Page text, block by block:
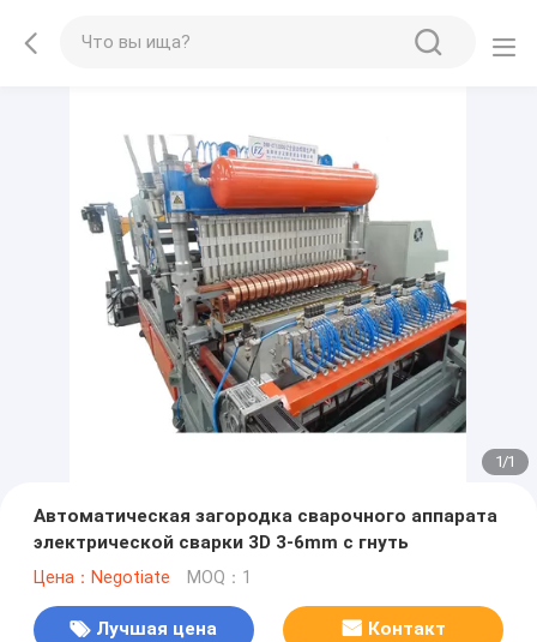
1/1
Автоматическая загородка сварочного аппарата
электрической сварки 3D 3-6mm с гнуть
Цена：Negotiate MOQ：1
Лучшая цена Контакт